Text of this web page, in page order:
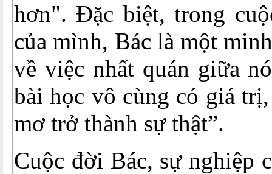
hơn". Đặc biệt, trong
của mình, Bác là một
về việc nhất quán giữa
bài học vô cùng có giá
mơ trở thành sự thật”.
Cuộc đời Bác, sự nghiệp